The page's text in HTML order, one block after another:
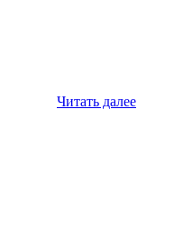
Читать далее